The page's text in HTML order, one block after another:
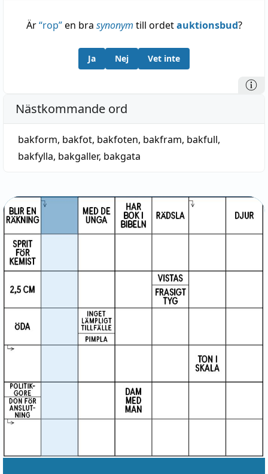
Är“rop”en bra synonym till ordetauktionsbud?
Ja Nej Vet inte
Nästkommande ord
bakform, bakfot, bakfoten, bakfram, bakfull,
bakfylla, bakgaller, bakgata